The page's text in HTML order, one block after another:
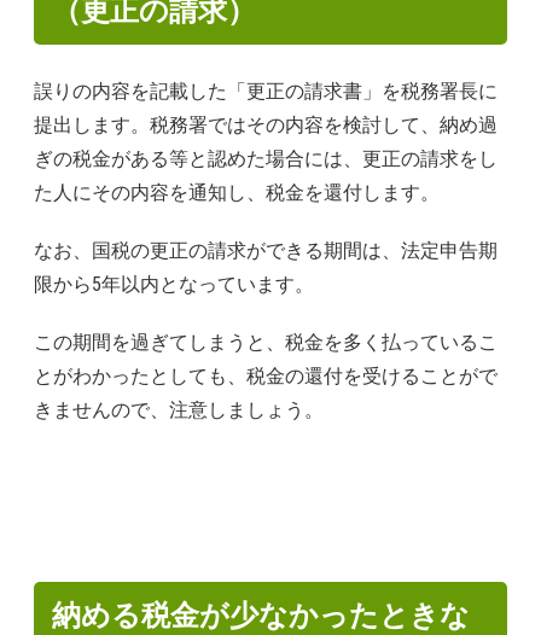
（更正の請求）
誤りの内容を記載した「更正の請求書」を税務署長に
提出します。税務署ではその内容を検討して、納め過
ぎの税金がある等と認めた場合には、更正の請求をし
た人にその内容を通知し、税金を還付します。
なお、国税の更正の請求ができる期間は、法定申告期
限から5年以内となっています。
この期間を過ぎてしまうと、税金を多く払っているこ
とがわかったとしても、税金の還付を受けることがで
きませんので、注意しましょう。
納める税金が少なかったときな